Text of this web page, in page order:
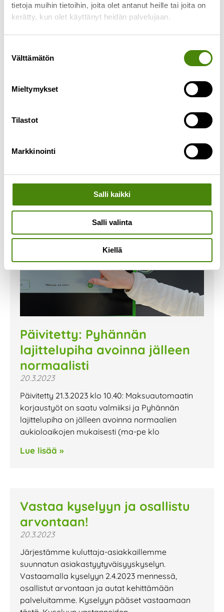
tietoja muihin tietoihin, joita olet antanut heille tai joita on
kerätty, kun olet käyttänyt heidän palvelujaan.
valinta
Välttämätön
Mieltymykset
Tilastot
Markkinointi
Salli kaikki
Salli valinta
Kiellä
PÄIVITETTY:
Puhelinasiakaspalvelu toimii
27.4.2023
toimivat jälleen ja palvelemme normaalien
aukioloaikojen mukaisesti ma-pe klo 8-15.30.
ei toimi tällä
Päivitetty: Pyhännän
lajittelupiha avoinna jälleen
normaalisti
20.3.2023
Päivitetty 21.3.2023 klo 10.40: Maksuautomaatin
korjaustyöt on saatu valmiiksi ja Pyhännän
lajittelupiha on jälleen avoinna normaalien
aukioloaikojen mukaisesti (ma-pe klo
Lue lisää »
Vastaa kyselyyn ja osallistu
arvontaan!
20.3.2023
Järjestämme kuluttaja-asiakkaillemme
suunnatun asiakastyytyväisyyskyselyn.
Vastaamalla kyselyyn 2.4.2023 mennessä,
osallistut arvontaan ja autat kehittämään
palveluitamme. Kyselyyn pääset vastaamaan